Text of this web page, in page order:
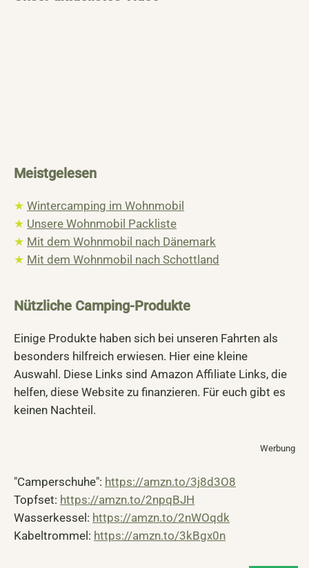
Meistgelesen
★ Wintercamping im Wohnmobil
★ Unsere Wohnmobil Packliste
★ Mit dem Wohnmobil nach Dänemark
★ Mit dem Wohnmobil nach Schottland
Nützliche Camping-Produkte
Einige Produkte haben sich bei unseren Fahrten als
besonders hilfreich erwiesen. Hier eine kleine
Auswahl. Diese Links sind Amazon Affiliate Links, die
helfen, diese Website zu finanzieren. Für euch gibt es
keinen Nachteil.
Werbung
"Camperschuhe": https://amzn.to/3j8d3O8
Topfset: https://amzn.to/2npqBJH
Wasserkessel: https://amzn.to/2nWOqdk
Kabeltrommel: https://amzn.to/3kBgx0n